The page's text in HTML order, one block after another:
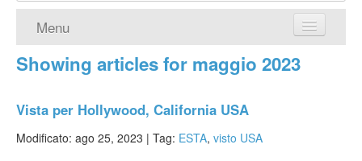
Menu
Home
Che cos'è l'ESTA?
Showing articles for maggio 2023
Vista per Hollywood, California USA
Modificato: ago 25, 2023 | Tag: ESTA, visto USA